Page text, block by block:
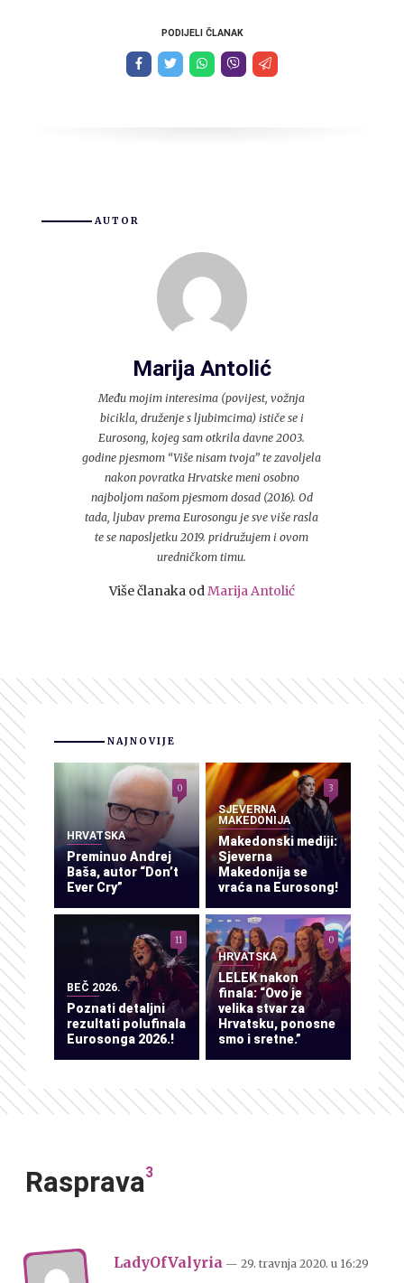
PODIJELI ČLANAK
AUTOR
Marija Antolić
Među mojim interesima (povijest, vožnja
bicikla, druženje s ljubimcima) ističe se i
Eurosong, kojeg sam otkrila davne 2003.
godine pjesmom “Više nisam tvoja” te zavoljela
nakon povratka Hrvatske meni osobno
najboljom našom pjesmom dosad (2016). Od
tada, ljubav prema Eurosongu je sve više rasla
te se naposljetku 2019. pridružujem i ovom
uredničkom timu.
Više članaka od Marija Antolić
NAJNOVIJE
HRVATSKA
Preminuo Andrej
Baša, autor “Don’t
Ever Cry”
0
SJEVERNA
MAKEDONIJA
Makedonski mediji:
Sjeverna
Makedonija se
vraća na Eurosong!
3
BEČ 2026.
Poznati detaljni
rezultati polufinala
Eurosonga 2026.!
11
HRVATSKA
LELEK nakon
finala: “Ovo je
velika stvar za
Hrvatsku, ponosne
smo i sretne.”
0
Rasprava3
LadyOfValyria — 29. travnja 2020. u 16:29